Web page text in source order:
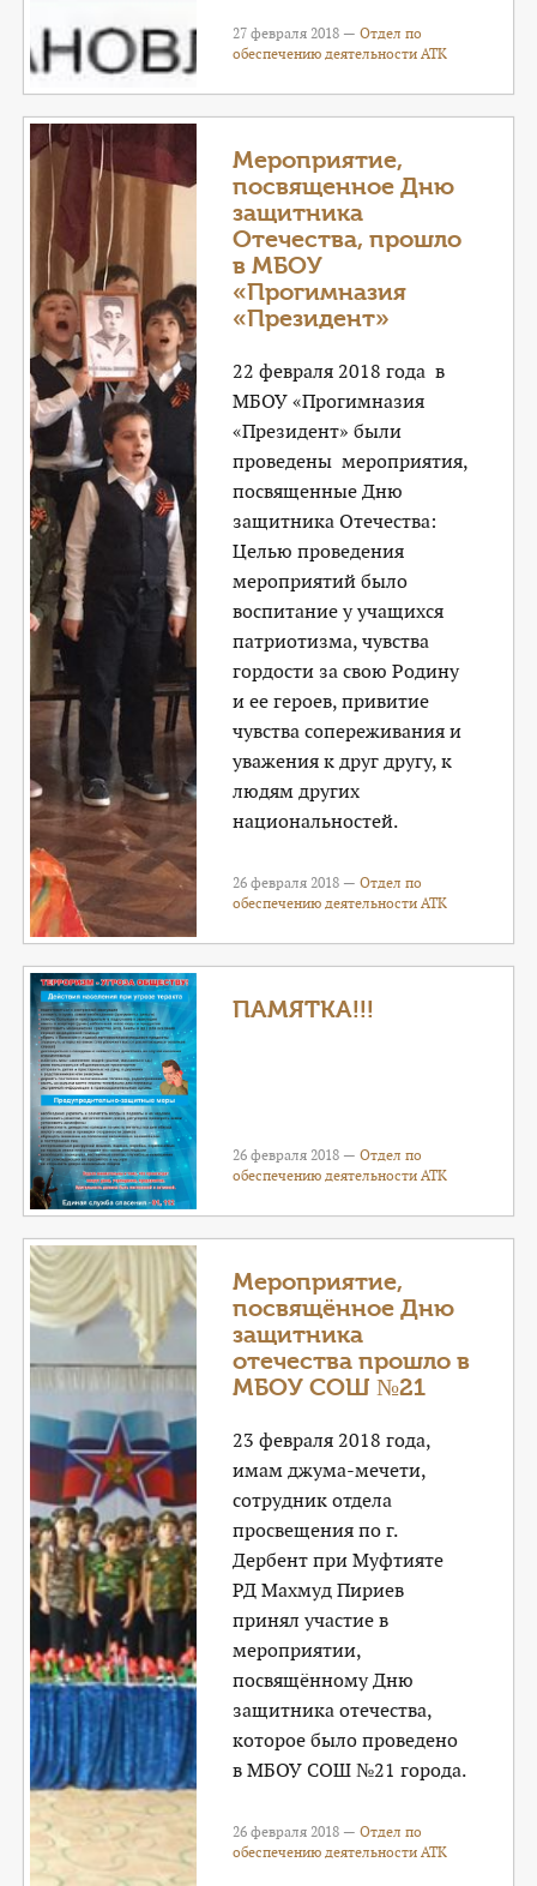
27 февраля 2018 —Отдел по
обеспечению деятельности АТК
Мероприятие,
посвященное Дню
защитника
Отечества, прошло
в МБОУ
«Прогимназия
«Президент»
22 февраля 2018 года в
МБОУ «Прогимназия
«Президент» были
проведены мероприятия,
посвященные Дню
защитника Отечества:
Целью проведения
мероприятий было
воспитание у учащихся
патриотизма, чувства
гордости за свою Родину
и ее героев, привитие
чувства сопереживания и
уважения к друг другу, к
людям других
национальностей.
26 февраля 2018 —Отдел по
обеспечению деятельности АТК
ПАМЯТКА!!!
26 февраля 2018 —Отдел по
обеспечению деятельности АТК
Мероприятие,
посвящённое Дню
защитника
отечества прошло в
МБОУ СОШ №21
23 февраля 2018 года,
имам джума-мечети,
сотрудник отдела
просвещения по г.
Дербент при Муфтияте
РД Махмуд Пириев
принял участие в
мероприятии,
посвящённому Дню
защитника отечества,
которое было проведено
в МБОУ СОШ №21 города.
26 февраля 2018 —Отдел по
обеспечению деятельности АТК